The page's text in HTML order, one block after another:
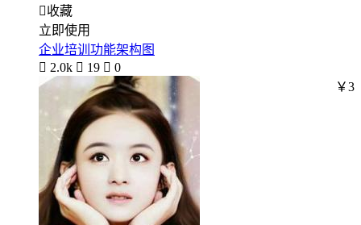
收藏
立即使用
企业培训功能架构图
 2.0k  19  0
￥3